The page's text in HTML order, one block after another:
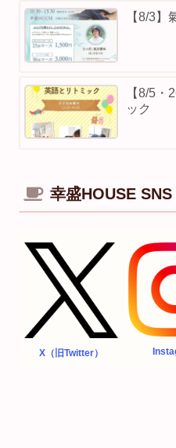
【8/3】⁡
【8/5・
ック
幸盛HOUSE SNS
X（旧Twitter）